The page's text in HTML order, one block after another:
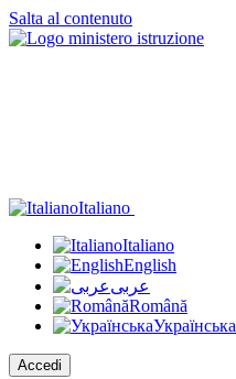
Salta al contenuto
Italiano
Italiano
English
عربى
Română
Українська
Accedi